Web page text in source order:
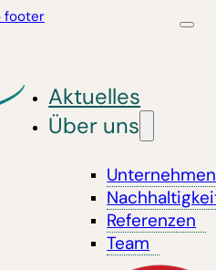
footer
Aktuelles
Über uns
Unternehmen
Referenzen
Team